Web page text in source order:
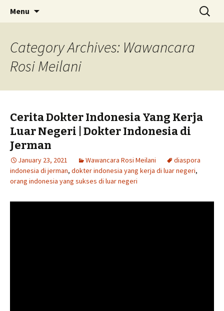
Menu
Search
for:
Category Archives: Wawancara
Rosi Meilani
Cerita Dokter Indonesia Yang Kerja
Luar Negeri | Dokter Indonesia di
Jerman
January 23, 2021 Wawancara Rosi Meilani
diaspora
indonesia di jerman, dokter indonesia yang kerja di luar negeri,
orang indonesia yang sukses di luar negeri